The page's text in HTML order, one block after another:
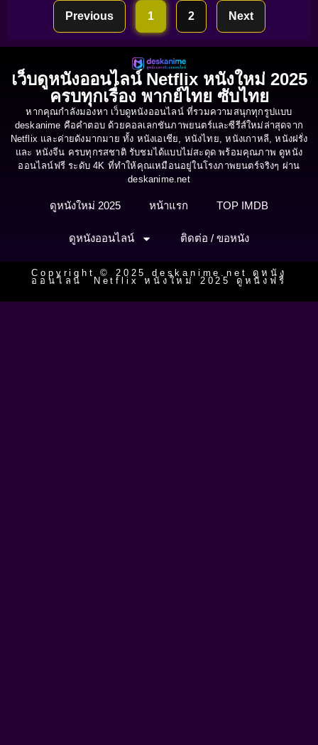
Previous 1 2 Next
เว็บดูหนังออนไลน์ Netflix หนังใหม่ 2025
ครบทุกเรื่อง พากย์ไทย ซับไทย
หากคุณกำลังมองหา เว็บดูหนังออนไลน์ ที่รวมความสนุกทุกรูปแบบ
deskanime คือคำตอบ ด้วยคอลเลกชันภาพยนตร์และซีรีส์ใหม่ล่าสุดจาก
Netflix และค่ายดังมากมาย ทั้ง หนังเอเชีย, หนังไทย, หนังเกาหลี, หนังฝรั่ง
และ หนังจีน ครบทุกรสชาติ รับชมได้แบบไม่สะดุด พร้อมคุณภาพ ดูหนัง
ออนไลน์ฟรี ระดับ 4K ที่ทำให้คุณเหมือนอยู่ในโรงภาพยนตร์จริงๆ ผ่าน
deskanime.net
ดูหนังใหม่ 2025 หน้าแรก TOP IMDB
ดูหนังออนไลน์ ติดต่อ / ขอหนัง
Copyright © 2025 deskanime.net ดูหนัง
ออนไลน์ Netflix หนังใหม่ 2025 ดูหนังฟรี